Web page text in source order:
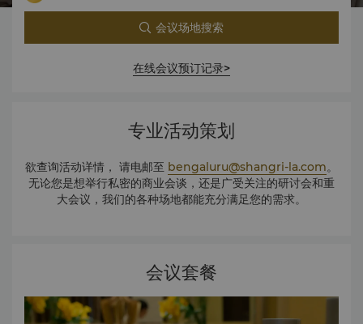
会议场地搜索
在线会议预订记录>
专业活动策划
欲查询活动详情， 请电邮至 bengaluru@shangri-la.com。
无论您是想举行私密的商业会谈，还是广受关注的研讨会和重
大会议，我们的各种场地都能充分满足您的需求。
会议套餐